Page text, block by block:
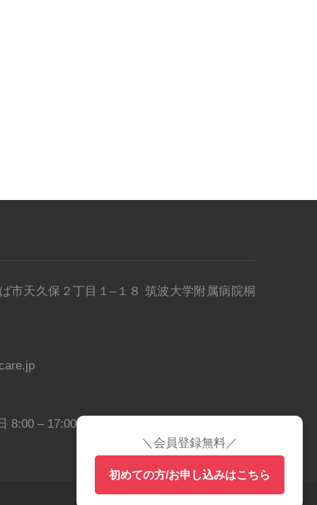
＼会員登録無料／
初めての方/お申し込みはこちら
市天久保２丁目１–１８ 筑波大学附属病院桐
8:00 – 17:00